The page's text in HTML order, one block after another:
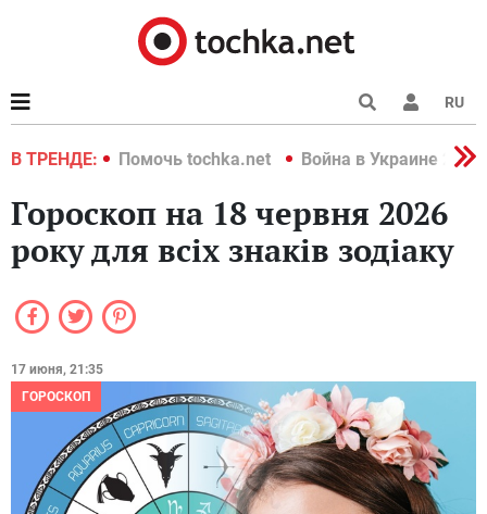
RU
В ТРЕНДЕ:
2022 Помочь tochka.net Война в Украине 2022
Гороскоп на 18 червня 2026
року для всіх знаків зодіаку
17 июня, 21:35
ГОРОСКОП